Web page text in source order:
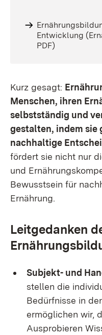
Entwicklung
PDF)
Kurz gesagt:
Menschen, ihren
selbstständig und
gestalten, indem sie
nachhaltige
fördert sie nicht nur
und
Bewusstsein für
Ernährung.
Leitgedanken
Subjekt- und
stellen die
Bedürfnisse in
ermöglichen wir,
Ausprobieren